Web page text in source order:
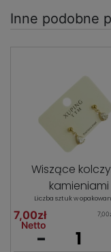
Inne podobne
Wiszące
kamieniami
Liczba sztuk w
7,00zł
Netto
-